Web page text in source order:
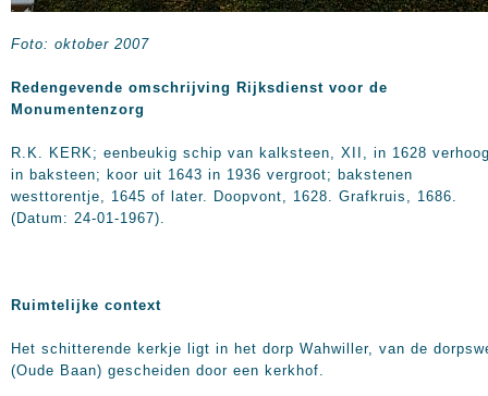
Foto: oktober 2007
Redengevende omschrijving Rijksdienst voor de
Monumentenzorg
R.K. KERK; eenbeukig schip van kalksteen, XII, in 1628
in baksteen; koor uit 1643 in 1936 vergroot; bakstenen
westtorentje, 1645 of later. Doopvont, 1628. Grafkruis, 1686.
(Datum: 24-01-1967).
Ruimtelijke context
Het schitterende kerkje ligt in het dorp Wahwiller, van de
(Oude Baan) gescheiden door een kerkhof.